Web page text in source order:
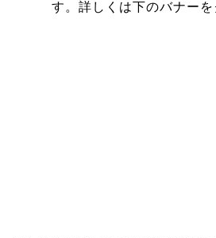
す。詳しくは下のバナーを